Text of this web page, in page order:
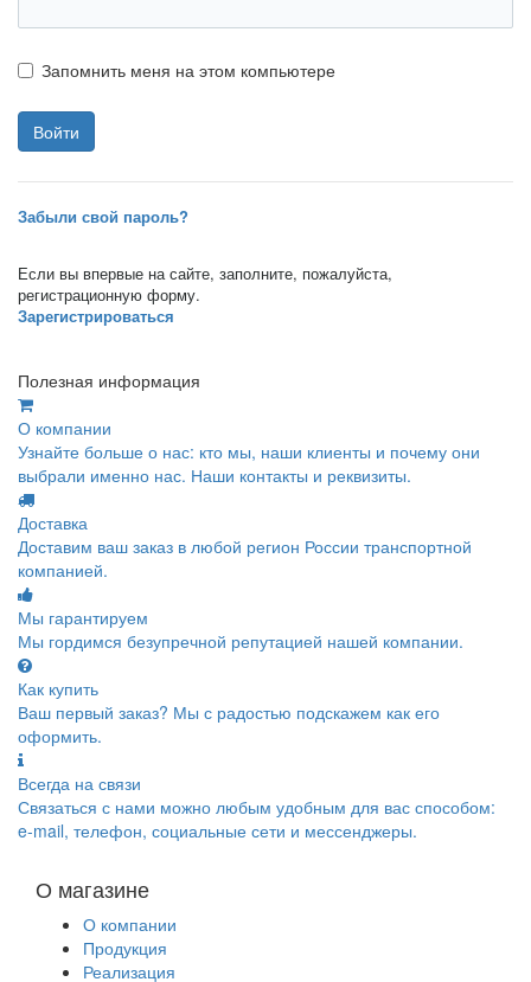
Запомнить меня на этом компьютере
Забыли свой пароль?
Если вы впервые на сайте, заполните, пожалуйста,
регистрационную форму.
Зарегистрироваться
Полезная информация
О компании
Узнайте больше о нас: кто мы, наши клиенты и почему они
выбрали именно нас. Наши контакты и реквизиты.
Доставка
Доставим ваш заказ в любой регион России транспортной
компанией.
Мы гарантируем
Мы гордимся безупречной репутацией нашей компании.
Как купить
Ваш первый заказ? Мы с радостью подскажем как его
оформить.
Всегда на связи
Связаться с нами можно любым удобным для вас способом:
e-mail, телефон, социальные сети и мессенджеры.
О магазине
О компании
Продукция
Реализация